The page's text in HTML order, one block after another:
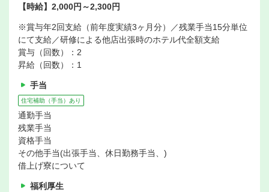
【時給】2,000円～2,300円
※賞与年2回支給（前年度実績3ヶ月分）／残業手当15分単位
にて支給／研修による他店出張時のホテル代全額支給
賞与（回数）：2
昇給（回数）：1
手当
住宅補助（手当）あり
通勤手当
残業手当
資格手当
その他手当(出張手当、休日勤務手当、)
借上げ寮について
福利厚生